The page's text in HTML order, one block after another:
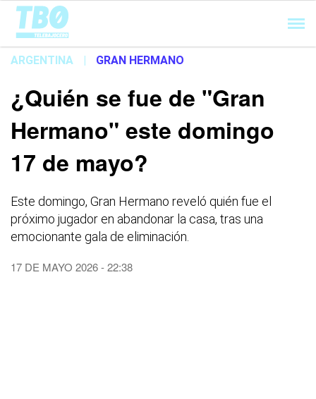
Cargando...
ARGENTINA | GRAN HERMANO
¿Quién se fue de "Gran
Hermano" este domingo
17 de mayo?
Este domingo, Gran Hermano reveló quién fue el
próximo jugador en abandonar la casa, tras una
emocionante gala de eliminación.
17 DE MAYO 2026 - 22:38